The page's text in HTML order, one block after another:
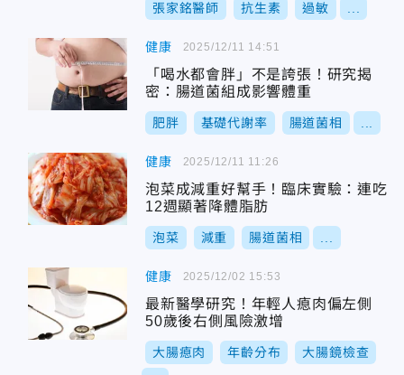
張家銘醫師 抗生素 過敏
健康
「喝水都會胖」不是誇張！研究揭
密：腸道菌組成影響體重
肥胖 基礎代謝率 腸道菌相
2025/12/11 14:51
健康
泡菜成減重好幫手！臨床實驗：連吃
12週顯著降體脂肪
泡菜 減重 腸道菌相
2025/12/11 11:26
健康
最新醫學研究！年輕人瘜肉偏左側
50歲後右側風險激增
大腸瘜肉 年齡分布 大腸鏡檢查
2025/12/02 15:53